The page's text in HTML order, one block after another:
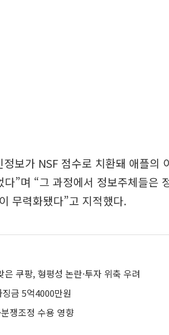
보가 NSF 점수로 치환돼 애플의
”며 “그 과정에서 정보주체들은
무력화됐다”고 지적했다.
쿠팡, 형평성 논란·투자 위축 우려
금 5억4000만원
쟁조정 수용 영향